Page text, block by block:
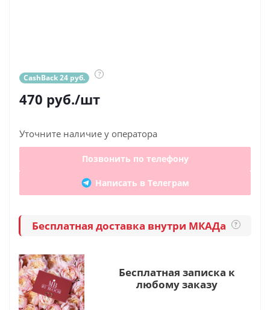
CashBack 24 руб. ?
470 руб./шт
Уточните наличие у оператора
Позвонить по телефону
Написать в Телеграм
Бесплатная доставка внутри МКАДа ?
Бесплатная записка к
любому заказу